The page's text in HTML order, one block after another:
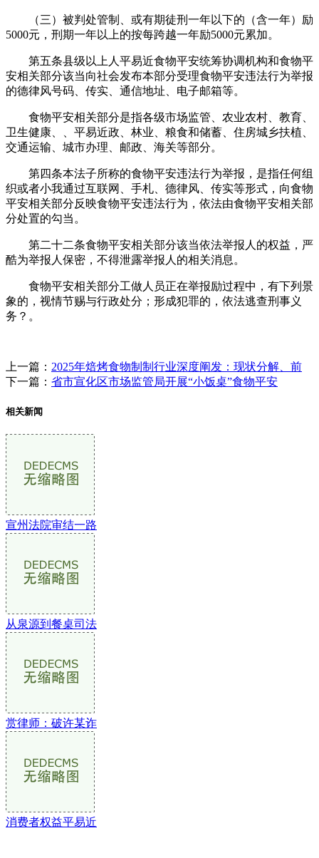
（三）被判处管制、或有期徒刑一年以下的（含一年）励
5000元，刑期一年以上的按每跨越一年励5000元累加。
第五条县级以上人平易近食物平安统筹协调机构和食物平
安相关部分该当向社会发布本部分受理食物平安违法行为举报
的德律风号码、传实、通信地址、电子邮箱等。
食物平安相关部分是指各级市场监管、农业农村、教育、
卫生健康、、平易近政、林业、粮食和储蓄、住房城乡扶植、
交通运输、城市办理、邮政、海关等部分。
第四条本法子所称的食物平安违法行为举报，是指任何组
织或者小我通过互联网、手札、德律风、传实等形式，向食物
平安相关部分反映食物平安违法行为，依法由食物平安相关部
分处置的勾当。
第二十二条食物平安相关部分该当依法举报人的权益，严
酷为举报人保密，不得泄露举报人的相关消息。
食物平安相关部分工做人员正在举报励过程中，有下列景
象的，视情节赐与行政处分；形成犯罪的，依法逃查刑事义
务？。
上一篇： 2025年焙烤食物制制行业深度阐发：现状分解、前
下一篇： 省市宣化区市场监管局开展“小饭桌”食物平安
相关新闻
宣州法院审结一路
从泉源到餐桌司法
赏律师：破许某诈
消费者权益平易近